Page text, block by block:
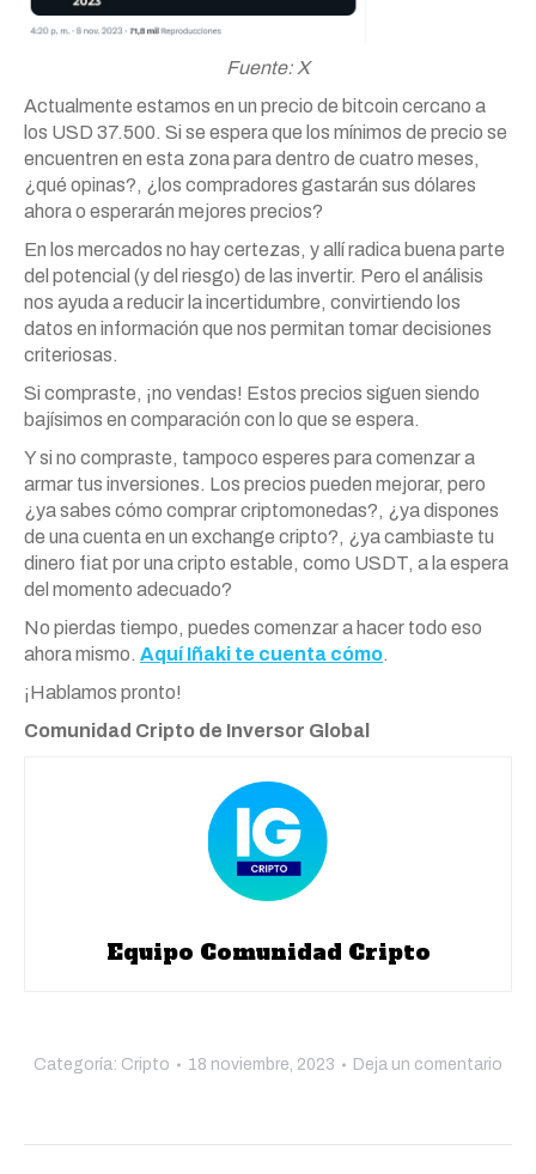
Fuente: X
Actualmente estamos en un precio de bitcoin cercano a
los USD 37.500. Si se espera que los mínimos de precio se
encuentren en esta zona para dentro de cuatro meses,
¿qué opinas?, ¿los compradores gastarán sus dólares
ahora o esperarán mejores precios?
En los mercados no hay certezas, y allí radica buena parte
del potencial (y del riesgo) de las invertir. Pero el análisis
nos ayuda a reducir la incertidumbre, convirtiendo los
datos en información que nos permitan tomar decisiones
criteriosas.
Si compraste, ¡no vendas! Estos precios siguen siendo
bajísimos en comparación con lo que se espera.
Y si no compraste, tampoco esperes para comenzar a
armar tus inversiones. Los precios pueden mejorar, pero
¿ya sabes cómo comprar criptomonedas?, ¿ya dispones
de una cuenta en un exchange cripto?, ¿ya cambiaste tu
dinero fiat por una cripto estable, como USDT, a la espera
del momento adecuado?
No pierdas tiempo, puedes comenzar a hacer todo eso
ahora mismo. Aquí Iñaki te cuenta cómo.
¡Hablamos pronto!
Comunidad Cripto de Inversor Global
Equipo Comunidad Cripto
Categoría: Cripto 18 noviembre, 2023 Deja un comentario